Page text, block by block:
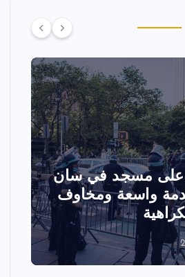
أمريكيتين خلال
ولاية أيداهو وإلغاء